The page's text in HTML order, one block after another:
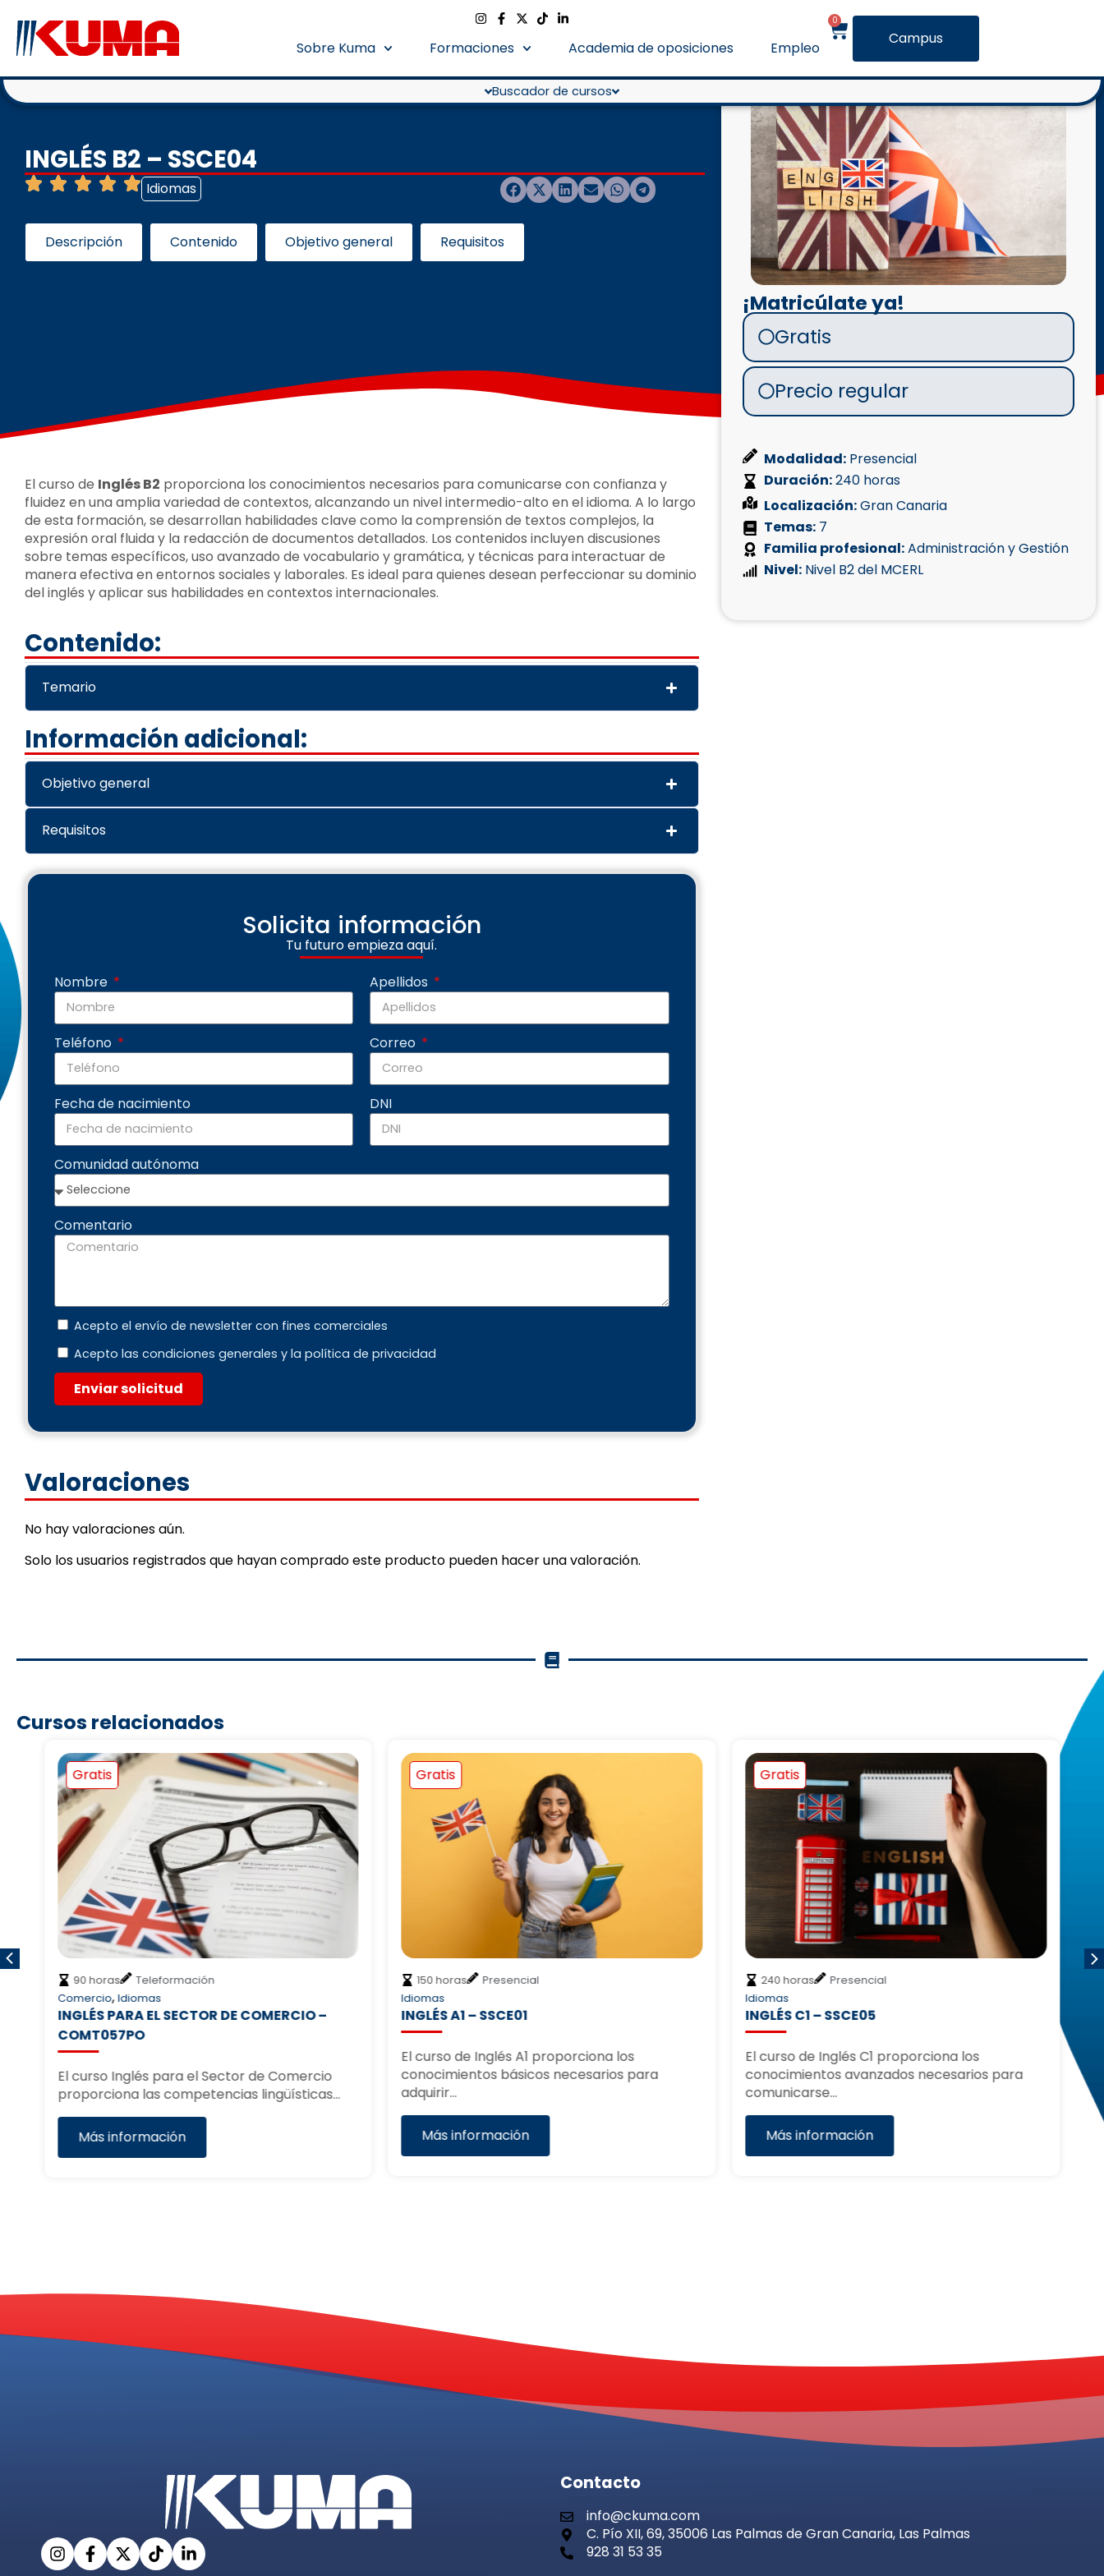
Sobre Kuma Formaciones Academia de oposiciones Empleo
0
Campus
Buscador de cursos
INGLÉS B2 – SSCE04
Idiomas
Descripción Contenido Objetivo general Requisitos
¡Matricúlate ya!
Gratis
Precio regular
Modalidad: Presencial
Duración:240 horas
Localización:Gran Canaria
Temas:7
Familia profesional:Administración y Gestión
Nivel:Nivel B2 del MCERL
El curso de Inglés B2 proporciona los conocimientos necesarios para comunicarse con confianza y
fluidez en una amplia variedad de contextos, alcanzando un nivel intermedio-alto en el idioma. A lo largo
de esta formación, se desarrollan habilidades clave como la comprensión de textos complejos, la
expresión oral fluida y la redacción de documentos detallados. Los contenidos incluyen discusiones
sobre temas específicos, uso avanzado de vocabulario y gramática, y técnicas para interactuar de
manera efectiva en entornos sociales y laborales. Es ideal para quienes desean perfeccionar su dominio
del inglés y aplicar sus habilidades en contextos internacionales.
Contenido:
Temario
Información adicional:
Objetivo general
Requisitos
Solicita información
Tu futuro empieza aquí.
Nombre
Apellidos
Teléfono Correo
Fecha de nacimiento DNI
Comunidad autónoma
Comentario
Acepto el envío de newsletter con fines comerciales
Acepto las condiciones generales y la política de privacidad
Enviar solicitud
Valoraciones
No hay valoraciones aún.
Solo los usuarios registrados que hayan comprado este producto pueden hacer una valoración.
Cursos relacionados
Gratis
90 horas
Teleformación
Comercio, Idiomas
INGLÉS PARA EL SECTOR DE COMERCIO –
COMT057PO
El curso Inglés para el Sector de Comercio
proporciona las competencias lingüísticas…
Más información
Gratis
150 horas
Presencial
Idiomas
INGLÉS A1 – SSCE01
El curso de Inglés A1 proporciona los
conocimientos básicos necesarios para
adquirir…
Más información
Gratis
240 horas
Presencial
Idiomas
INGLÉS C1 – SSCE05
El curso de Inglés C1 proporciona los
conocimientos avanzados necesarios para
comunicarse…
Más información
Contacto
info@ckuma.com
C. Pío XII, 69, 35006 Las Palmas de Gran Canaria, Las Palmas
928 31 53 35